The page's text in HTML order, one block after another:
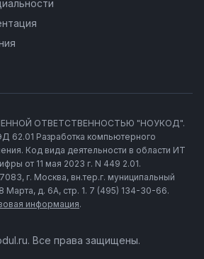
ОТВЕТСТВЕННОСТЬЮ "НОУКОД".
62.01 Разработка компьютерного
Код вида деятельности в области ИТ
от 11 мая 2023 г. N 449 2.01.
г. Москва, вн.тер.г. муниципальный
Марта, д. 6А, стр. 1. 7 (495) 134-30-66.
информация.
Все права защищены.